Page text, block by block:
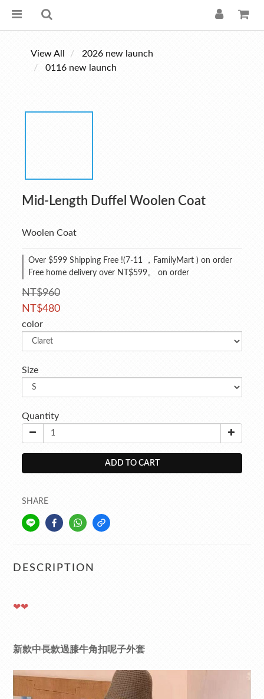
View All
2026 new launch
0116 new launch
Mid-Length Duffel Woolen Coat
Woolen Coat
Over $599 Shipping Free !(7-11 ，FamilyMart ) on order
Free home delivery over NT$599。 on order
NT$960
NT$480
color
Size
Quantity
ADD TO CART
SHARE
DESCRIPTION
❤❤
新款中長款過膝牛角扣呢子外套